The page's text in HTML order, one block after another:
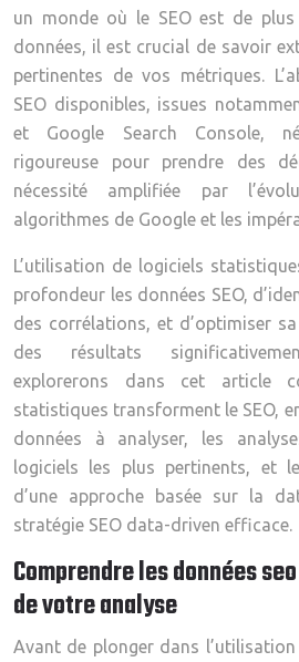
un monde où le SEO est de
données, il est crucial de savoir
pertinentes de vos métriques.
SEO disponibles, issues
et Google Search Console,
rigoureuse pour prendre des
nécessité amplifiée par
algorithmes de Google et les
L’utilisation de logiciels
profondeur les données SEO,
des corrélations, et d’optimiser
des résultats
explorerons dans cet article
statistiques transforment le SEO,
données à analyser, les
logiciels les plus pertinents, et
d’une approche basée sur la
stratégie SEO data-driven efficace.
Comprendre les données
de votre analyse
Avant de plonger dans